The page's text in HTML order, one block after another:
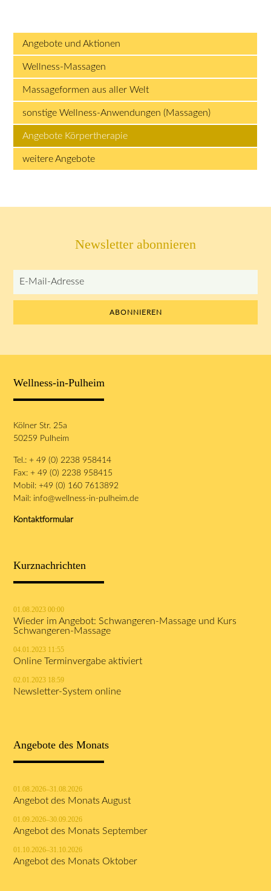
Angebote und Aktionen
Wellness-Massagen
Massageformen aus aller Welt
sonstige Wellness-Anwendungen (Massagen)
Angebote Körpertherapie
weitere Angebote
Newsletter abonnieren
E-
Mail-
ABONNIEREN
Wellness-in-Pulheim
Kölner Str. 25a
50259 Pulheim
Tel.: + 49 (0) 2238 958414
Fax: + 49 (0) 2238 958415
Mobil: +49 (0) 160 7613892
Mail: info@wellness-in-pulheim.de
Kontaktformular
Kurznachrichten
01.08.2023 00:00
Wieder im Angebot: Schwangeren-Massage und Kurs
Schwangeren-Massage
04.01.2023 11:55
Online Terminvergabe aktiviert
02.01.2023 18:59
Newsletter-System online
Angebote des Monats
01.08.2026–31.08.2026
Angebot des Monats August
01.09.2026–30.09.2026
Angebot des Monats September
01.10.2026–31.10.2026
Angebot des Monats Oktober